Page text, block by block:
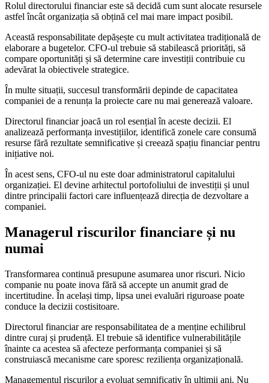
Rolul directorului financiar este să decidă cum sunt alocate resursele
astfel încât organizația să obțină cel mai mare impact posibil.
Această responsabilitate depășește cu mult activitatea tradițională de
elaborare a bugetelor. CFO-ul trebuie să stabilească priorități, să
compare oportunități și să determine care investiții contribuie cu
adevărat la obiectivele strategice.
În multe situații, succesul transformării depinde de capacitatea
companiei de a renunța la proiecte care nu mai generează valoare.
Directorul financiar joacă un rol esențial în aceste decizii. El
analizează performanța investițiilor, identifică zonele care consumă
resurse fără rezultate semnificative și creează spațiu financiar pentru
inițiative noi.
În acest sens, CFO-ul nu este doar administratorul capitalului
organizației. El devine arhitectul portofoliului de investiții și unul
dintre principalii factori care influențează direcția de dezvoltare a
companiei.
Managerul riscurilor financiare și nu
numai
Transformarea continuă presupune asumarea unor riscuri. Nicio
companie nu poate inova fără să accepte un anumit grad de
incertitudine. În același timp, lipsa unei evaluări riguroase poate
conduce la decizii costisitoare.
Directorul financiar are responsabilitatea de a menține echilibrul
dintre curaj și prudență. El trebuie să identifice vulnerabilitățile
înainte ca acestea să afecteze performanța companiei și să
construiască mecanisme care sporesc reziliența organizațională.
Managementul riscurilor a evoluat semnificativ în ultimii ani. Nu